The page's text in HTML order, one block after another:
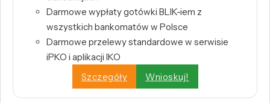
Darmowe wypłaty gotówki BLIK-iem z
wszystkich bankomatów w Polsce
Darmowe przelewy standardowe w serwisie
iPKO i aplikacji IKO
Szczegóły
Wnioskuj!